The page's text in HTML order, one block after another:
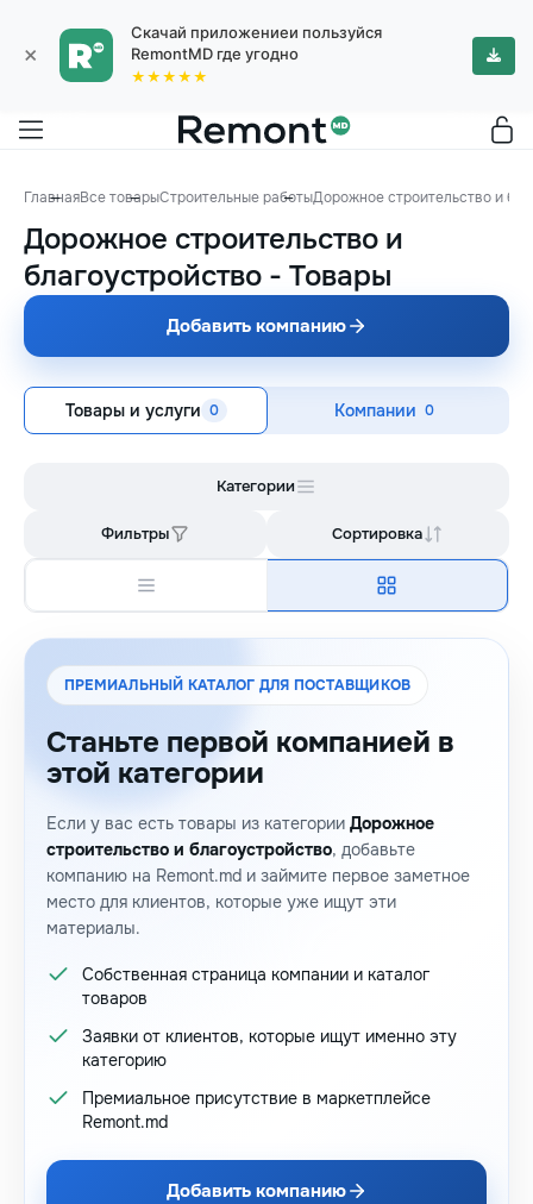
×
Скачай приложениеи пользуйся
RemontMD где угодно
★★★★★
ГлавнаяВсе товарыСтроительные работыДорожное строительство и
Дорожное строительство и
благоустройство - Товары
Добавить компанию
Товары и услуги 0 Компании 0
Категории
Фильтры Сортировка
ПРЕМИАЛЬНЫЙ КАТАЛОГ ДЛЯ ПОСТАВЩИКОВ
Станьте первой компанией в
этой категории
Если у вас есть товары из категории Дорожное
строительство и благоустройство, добавьте
компанию на Remont.md и займите первое заметное
место для клиентов, которые уже ищут эти
материалы.
Собственная страница компании и каталог
товаров
Заявки от клиентов, которые ищут именно эту
категорию
Премиальное присутствие в маркетплейсе
Remont.md
Добавить компанию